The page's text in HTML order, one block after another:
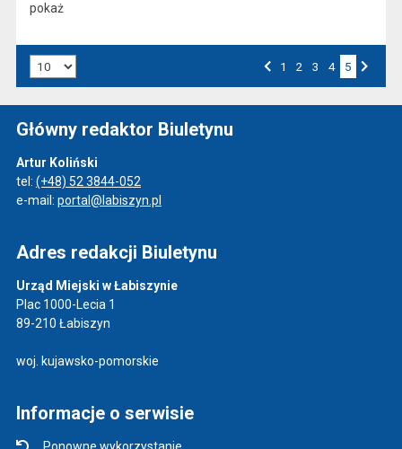
pokaż
1 2 3 4 5
Główny redaktor Biuletynu
Artur Koliński
tel: (+48) 52 3844-052
e-mail: portal@labiszyn.pl
Adres redakcji Biuletynu
Urząd Miejski w Łabiszynie
Plac 1000-Lecia 1
89-210 Łabiszyn
woj. kujawsko-pomorskie
Informacje o serwisie